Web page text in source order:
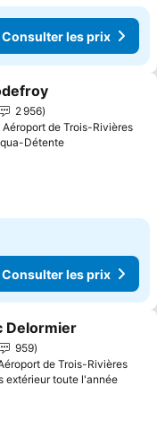
Consulter les prix
mes favoris
2 956
Aéroport de Trois-Rivières
Détente
Consulter les prix
mes favoris
Delormier
959
de Trois-Rivières
extérieur toute l'année